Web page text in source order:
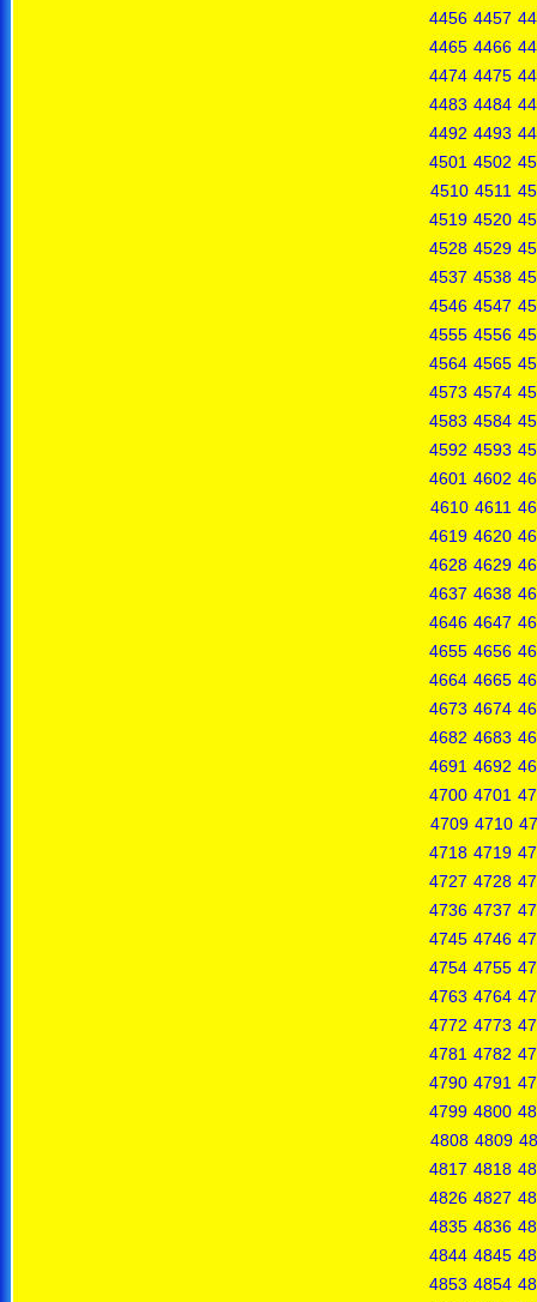
4456 4457
4465 4466
4474 4475
4483 4484
4492 4493
4501 4502
4510 4511
4519 4520
4528 4529
4537 4538
4546 4547
4555 4556
4564 4565
4573 4574
4583 4584
4592 4593
4601 4602
4610 4611
4619 4620
4628 4629
4637 4638
4646 4647
4655 4656
4664 4665
4673 4674
4682 4683
4691 4692
4700 4701
4709 4710
4718 4719
4727 4728
4736 4737
4745 4746
4754 4755
4763 4764
4772 4773
4781 4782
4790 4791
4799 4800
4808 4809
4817 4818
4826 4827
4835 4836
4844 4845
4853 4854